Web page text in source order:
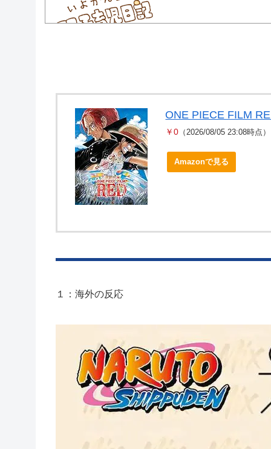
ONE PIECE FILM
￥0 （2026/08/05 23:08時点）
Amazonで見る
１：海外の反応